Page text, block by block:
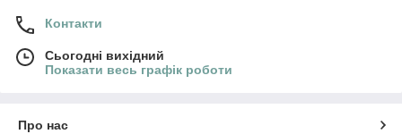
Контакти
Сьогодні вихідний
Показати весь графік роботи
Про нас